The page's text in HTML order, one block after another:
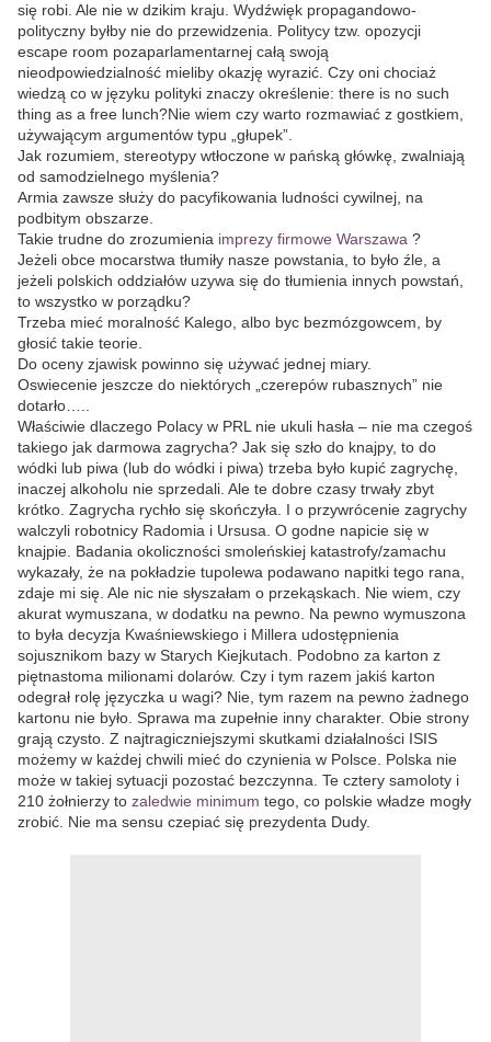
się robi. Ale nie w dzikim kraju. Wydźwięk propagandowo-
polityczny byłby nie do przewidzenia. Politycy tzw. opozycji
escape room pozaparlamentarnej całą swoją
nieodpowiedzialność mieliby okazję wyrazić. Czy oni chociaż
wiedzą co w języku polityki znaczy określenie: there is no such
thing as a free lunch?Nie wiem czy warto rozmawiać z gostkiem,
używającym argumentów typu „głupek”.
Jak rozumiem, stereotypy wtłoczone w pańską główkę, zwalniają
od samodzielnego myślenia?
Armia zawsze służy do pacyfikowania ludności cywilnej, na
podbitym obszarze.
Takie trudne do zrozumienia imprezy firmowe Warszawa ?
Jeżeli obce mocarstwa tłumiły nasze powstania, to było źle, a
jeżeli polskich oddziałów uzywa się do tłumienia innych powstań,
to wszystko w porządku?
Trzeba mieć moralność Kalego, albo byc bezmózgowcem, by
głosić takie teorie.
Do oceny zjawisk powinno się używać jednej miary.
Oswiecenie jeszcze do niektórych „czerepów rubasznych” nie
dotarło…..
Właściwie dlaczego Polacy w PRL nie ukuli hasła – nie ma czegoś
takiego jak darmowa zagrycha? Jak się szło do knajpy, to do
wódki lub piwa (lub do wódki i piwa) trzeba było kupić zagrychę,
inaczej alkoholu nie sprzedali. Ale te dobre czasy trwały zbyt
krótko. Zagrycha rychło się skończyła. I o przywrócenie zagrychy
walczyli robotnicy Radomia i Ursusa. O godne napicie się w
knajpie. Badania okoliczności smoleńskiej katastrofy/zamachu
wykazały, że na pokładzie tupolewa podawano napitki tego rana,
zdaje mi się. Ale nic nie słyszałam o przekąskach. Nie wiem, czy
akurat wymuszana, w dodatku na pewno. Na pewno wymuszona
to była decyzja Kwaśniewskiego i Millera udostępnienia
sojusznikom bazy w Starych Kiejkutach. Podobno za karton z
piętnastoma milionami dolarów. Czy i tym razem jakiś karton
odegrał rolę języczka u wagi? Nie, tym razem na pewno żadnego
kartonu nie było. Sprawa ma zupełnie inny charakter. Obie strony
grają czysto. Z najtragiczniejszymi skutkami działalności ISIS
możemy w każdej chwili mieć do czynienia w Polsce. Polska nie
może w takiej sytuacji pozostać bezczynna. Te cztery samoloty i
210 żołnierzy to zaledwie minimum tego, co polskie władze mogły
zrobić. Nie ma sensu czepiać się prezydenta Dudy.